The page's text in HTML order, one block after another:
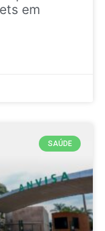
em
SAÚDE